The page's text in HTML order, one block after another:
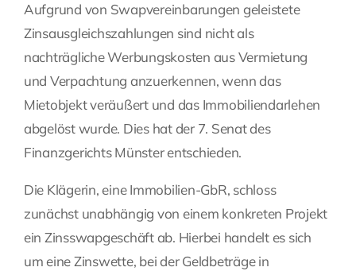
Fragen Sie Ihre Kanzlei
Aufgrund von Swapvereinbarungen geleistete
Zinsausgleichszahlungen sind nicht als
nachträgliche Werbungskosten aus Vermietung
und Verpachtung anzuerkennen, wenn das
Mietobjekt veräußert und das Immobiliendarlehen
abgelöst wurde. Dies hat der 7. Senat des
Finanzgerichts Münster entschieden.
Die Klägerin, eine Immobilien-GbR, schloss
zunächst unabhängig von einem konkreten Projekt
ein Zinsswapgeschäft ab. Hierbei handelt es sich
um eine Zinswette, bei der Geldbeträge in